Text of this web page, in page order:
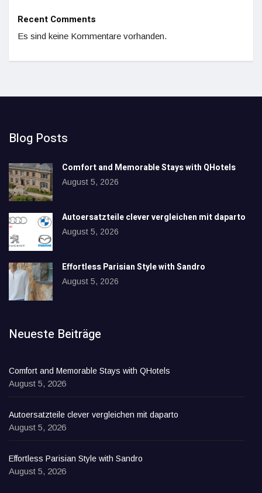
Recent Comments
Es sind keine Kommentare vorhanden.
Blog Posts
Comfort and Memorable Stays with QHotels
August 5, 2026
Autoersatzteile clever vergleichen mit daparto
August 5, 2026
Effortless Parisian Style with Sandro
August 5, 2026
Neueste Beiträge
Comfort and Memorable Stays with QHotels
August 5, 2026
Autoersatzteile clever vergleichen mit daparto
August 5, 2026
Effortless Parisian Style with Sandro
August 5, 2026